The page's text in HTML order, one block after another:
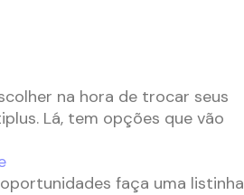
na hora de trocar seus
Lá, tem opções que vão
faça uma listinha